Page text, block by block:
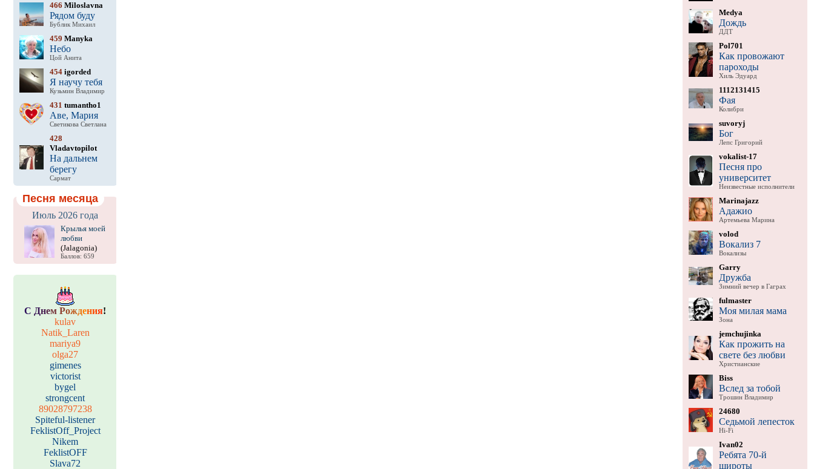
466 Miloslavna
Рядом буду
Бублик Михаил
459 Manyka
Небо
Цой Анита
454igorded
Я научу тебя
Кузьмин Владимир
431 tumantho1
Аве, Мария
Светикова Светлана
428
Vladavtopilot
На дальнем
берегу
Сармат
Песня месяца
Июль 2026 года
Крылья моей
любви
(Jalagonia)
Баллов: 659
С Днем Рождения!
kulav
Natik_Laren
mariya9
olga27
gimenes
victorist
bygel
strongcent
89028797238
Spiteful-listener
FeklistOff_Project
Nikem
FeklistOFF
Slava72
Medya
Дождь
ДДТ
Pol701
Как провожают
пароходы
Хиль Эдуард
1112131415
Фая
Колибри
suvoryj
Бог
Лепс Григорий
vokalist-17
Песня про
университет
Неизвестные исполнители
Marinajazz
Адажио
Артемьева Марина
volod
Вокализ 7
Вокализы
Garry
Дружба
Зимний вечер в Гаграх
fulmaster
Моя милая мама
Зона
jemchujinka
Как прожить на
свете без любви
Христианские
Biss
Вслед за тобой
Трошин Владимир
24680
Седьмой лепесток
Hi-Fi
Ivan02
Ребята 70-й
широты